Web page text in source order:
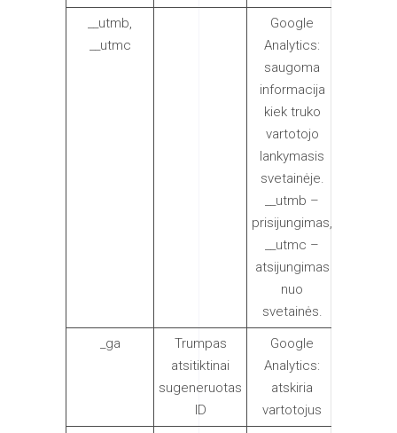
__utmb,
__utmc
Google
Analytics:
saugoma
informacija
kiek truko
vartotojo
lankymasis
svetainėje.
__utmb –
prisijungimas,
__utmc –
atsijungimas
nuo
svetainės.
_ga
Trumpas
atsitiktinai
sugeneruotas
ID
Google
Analytics:
atskiria
vartotojus